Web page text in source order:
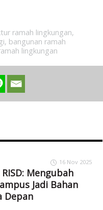
ramah lingkungan,
, bangunan ramah
lingkungan
16 Nov 2025
Mengubah
Jadi Bahan
Depan